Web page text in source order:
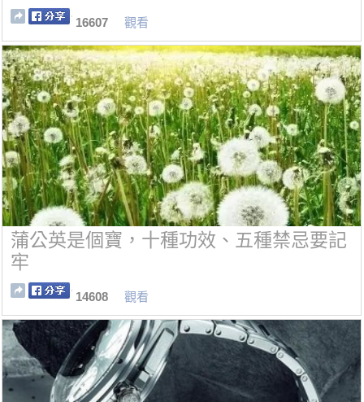
16607 觀看
蒲公英是個寶，十種功效、五種禁忌要記
牢
14608 觀看